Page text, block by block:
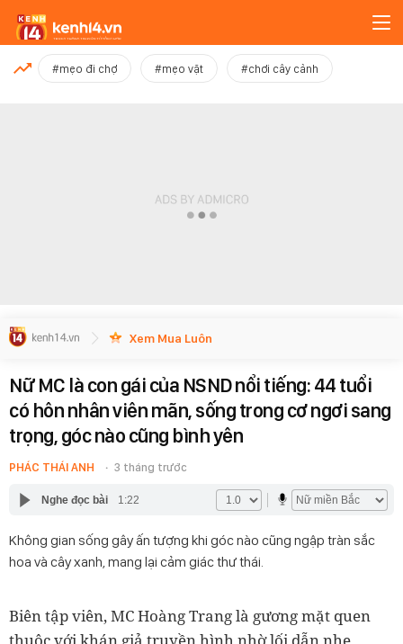
MỚI NHẤT
#mẹo đi chợ #mẹo vặt #chơi cây cảnh
Xem Mua Luôn
Nữ MC là con gái của NSND nổi tiếng: 44 tuổi
có hôn nhân viên mãn, sống trong cơ ngơi sang
trọng, góc nào cũng bình yên
PHÁC THÁI ANH 3 tháng trước
Nghe đọc bài 1:22
Không gian sống gây ấn tượng khi góc nào cũng ngập tràn sắc
hoa và cây xanh, mang lại cảm giác thư thái.
Biên tập viên, MC Hoàng Trang là gương mặt quen